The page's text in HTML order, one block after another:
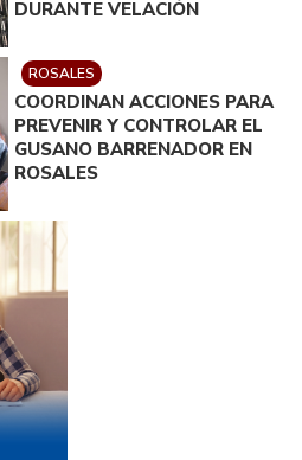
DURANTE VELACIÓN
ROSALES
COORDINAN ACCIONES PARA
PREVENIR Y CONTROLAR EL
GUSANO BARRENADOR EN
ROSALES